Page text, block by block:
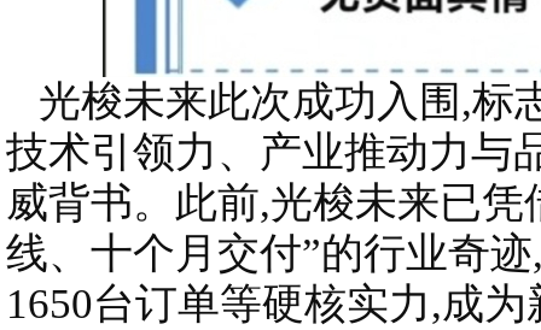
光梭未来此次成功入围,标
技术引领力、产业推动力与
威背书。此前,光梭未来已凭
线、十个月交付”的行业奇
1650台订单等硬核实力,成